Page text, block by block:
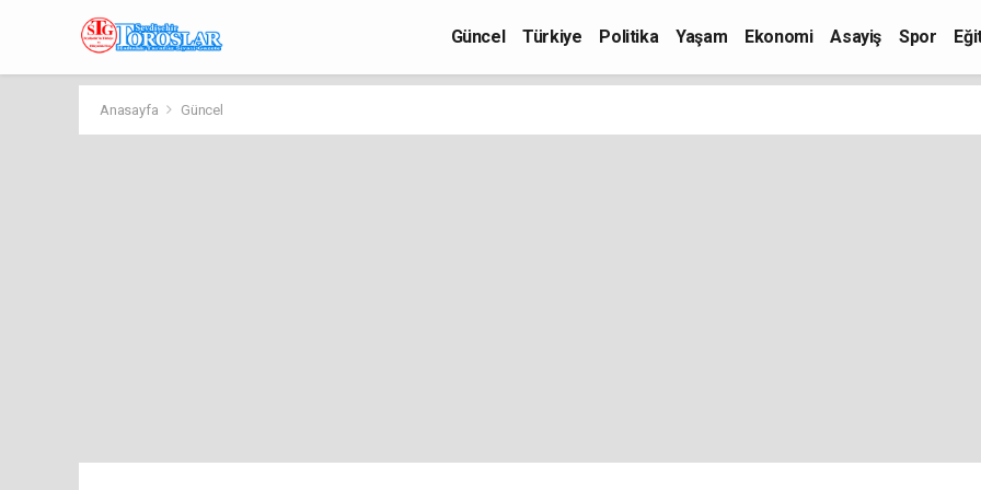
Güncel Türkiye Politika Yaşam Ekonomi Asayiş Spor
Anasayfa Güncel